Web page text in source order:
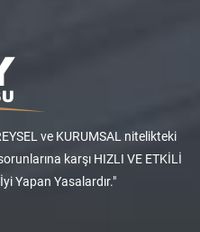
ve KURUMSAL nitelikteki
karşı HIZLI VE ETKİLİ
Yapan Yasalardır."